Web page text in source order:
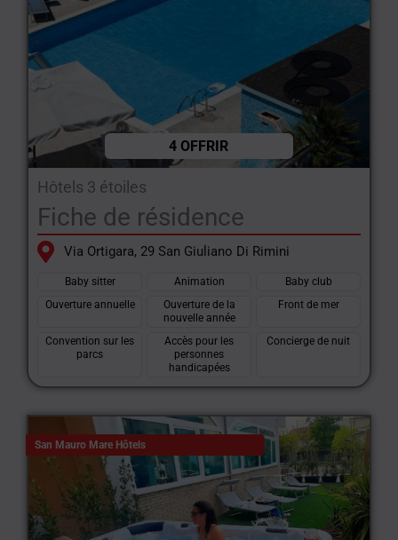
4 OFFRIR
Hôtels 3 étoiles
Fiche de résidence
Via Ortigara, 29 San Giuliano Di Rimini
Baby sitter Animation
Baby club
Ouverture annuelle
Ouverture de la
nouvelle année
Front de mer
Convention sur les
parcs
Accès pour les
personnes
handicapées
Concierge de nuit
San Mauro Mare Hôtels